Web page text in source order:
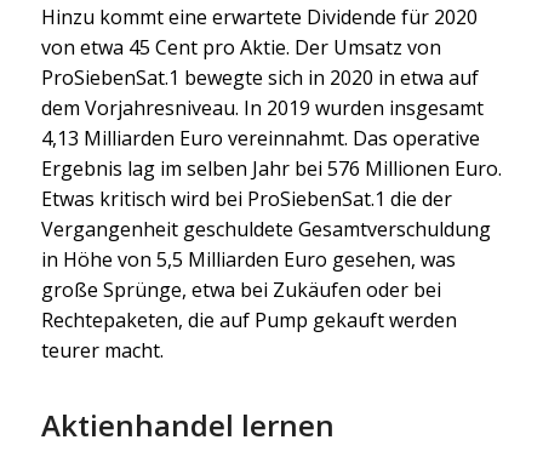
Hinzu kommt eine erwartete Dividende für 2020
von etwa 45 Cent pro Aktie. Der Umsatz von
ProSiebenSat.1 bewegte sich in 2020 in etwa auf
dem Vorjahresniveau. In 2019 wurden insgesamt
4,13 Milliarden Euro vereinnahmt. Das operative
Ergebnis lag im selben Jahr bei 576 Millionen Euro.
Etwas kritisch wird bei ProSiebenSat.1 die der
Vergangenheit geschuldete Gesamtverschuldung
in Höhe von 5,5 Milliarden Euro gesehen, was
große Sprünge, etwa bei Zukäufen oder bei
Rechtepaketen, die auf Pump gekauft werden
teurer macht.
Aktienhandel lernen